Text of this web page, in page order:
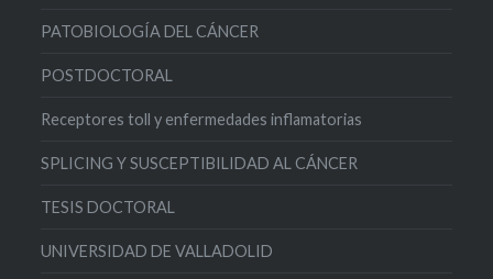
PATOBIOLOGÍA DEL CÁNCER
POSTDOCTORAL
Receptores toll y enfermedades inflamatorias
SPLICING Y SUSCEPTIBILIDAD AL CÁNCER
TESIS DOCTORAL
UNIVERSIDAD DE VALLADOLID